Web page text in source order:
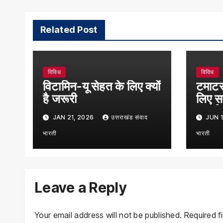
Related Post
विविध
विटामिन-यू सेहत के लिए क्यों
है जरूरी
JAN 21, 2026 उत्तराखंड संवाद
भारती
विविध
लिए
छंटाई
JUN
भारती
Leave a Reply
Your email address will not be published. Required